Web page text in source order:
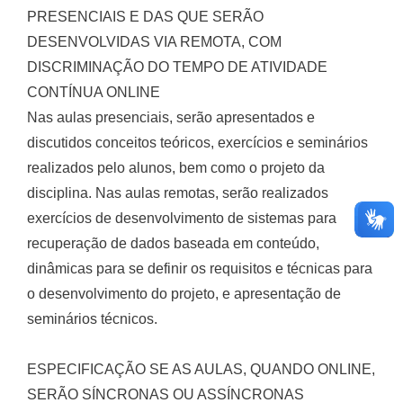
PRESENCIAIS E DAS QUE SERÃO
DESENVOLVIDAS VIA REMOTA, COM
DISCRIMINAÇÃO DO TEMPO DE ATIVIDADE
CONTÍNUA ONLINE
Nas aulas presenciais, serão apresentados e
discutidos conceitos teóricos, exercícios e seminários
realizados pelo alunos, bem como o projeto da
disciplina. Nas aulas remotas, serão realizados
exercícios de desenvolvimento de sistemas para
recuperação de dados baseada em conteúdo,
dinâmicas para se definir os requisitos e técnicas para
o desenvolvimento do projeto, e apresentação de
seminários técnicos.
ESPECIFICAÇÃO SE AS AULAS, QUANDO ONLINE,
SERÃO SÍNCRONAS OU ASSÍNCRONAS